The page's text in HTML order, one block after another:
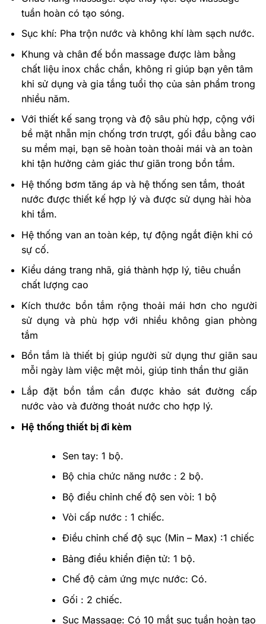
tuần hoàn có tạo sóng.
Sục khí: Pha trộn nước và không khí làm sạch nước.
Khung và chân đế bồn massage được làm bằng
chất liệu inox chắc chắn, không rỉ giúp bạn yên tâm
khi sử dụng và gia tắng tuổi thọ của sản phẩm trong
nhiều năm.
Với thiết kế sang trọng và độ sâu phù hợp, cộng với
bề mặt nhẵn mịn chống trơn trượt, gối đầu bằng cao
su mềm mại, bạn sẽ hoàn toàn thoải mái và an toàn
khi tận hưởng cảm giác thư giãn trong bồn tắm.
Hệ thống bơm tăng áp và hệ thống sen tắm, thoát
nước được thiết kế hợp lý và được sử dụng hài hòa
khi tắm.
Hệ thống van an toàn kép, tự động ngắt điện khi có
sự cố.
Kiểu dáng trang nhã, giá thành hợp lý, tiêu chuẩn
chất lượng cao
Kích thước bồn tắm rộng thoải mái hơn cho người
sử dụng và phù hợp với nhiều không gian phòng
tắm
Bồn tắm là thiết bị giúp người sử dụng thư giãn sau
mỗi ngày làm việc mệt mỏi, giúp tinh thần thư giãn
Lắp đặt bồn tắm cần được khảo sát đường cấp
nước vào và đường thoát nước cho hợp lý.
Hệ thống thiết bị đi kèm
Sen tay: 1 bộ.
Bộ chia chức năng nước : 2 bộ.
Bộ điều chỉnh chế độ sen vòi: 1 bộ
Vòi cấp nước : 1 chiếc.
Điều chỉnh chế độ sục (Min – Max) :1 chiếc
Bảng điều khiển điện tử: 1 bộ.
Chế độ cảm ứng mực nước: Có.
Gối : 2 chiếc.
Sục Massage: Có 10 mắt sục tuần hoàn tạo